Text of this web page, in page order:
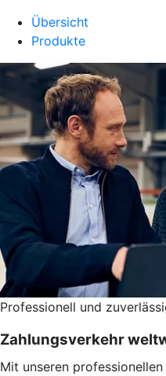
Übersicht
Produkte
Professionell und
Zahlungsverkehr
Mit unseren